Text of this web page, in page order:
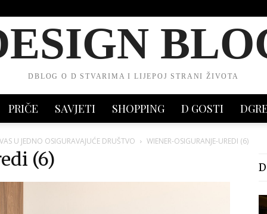
DBLOG O D STVARIMA I LIJEPOJ STRANI ŽIVOTA
PRIČE SAVJETI SHOPPING D GOSTI
U JEDNO OSIGURAVAJUĆE DRUŠTVO WIENER-OSIGURANJE-UREDI (6)
(6)